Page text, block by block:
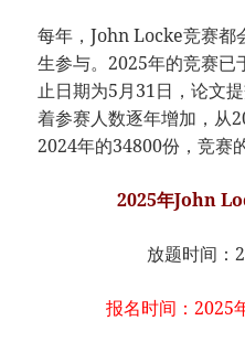
每年，John Locke竞赛都
生参与。2025年的竞赛
止日期为5月31日，论文
着参赛人数逐年增加，从
2024年的34800份，竞赛
2025年John
放题时间：
报名时间：2025